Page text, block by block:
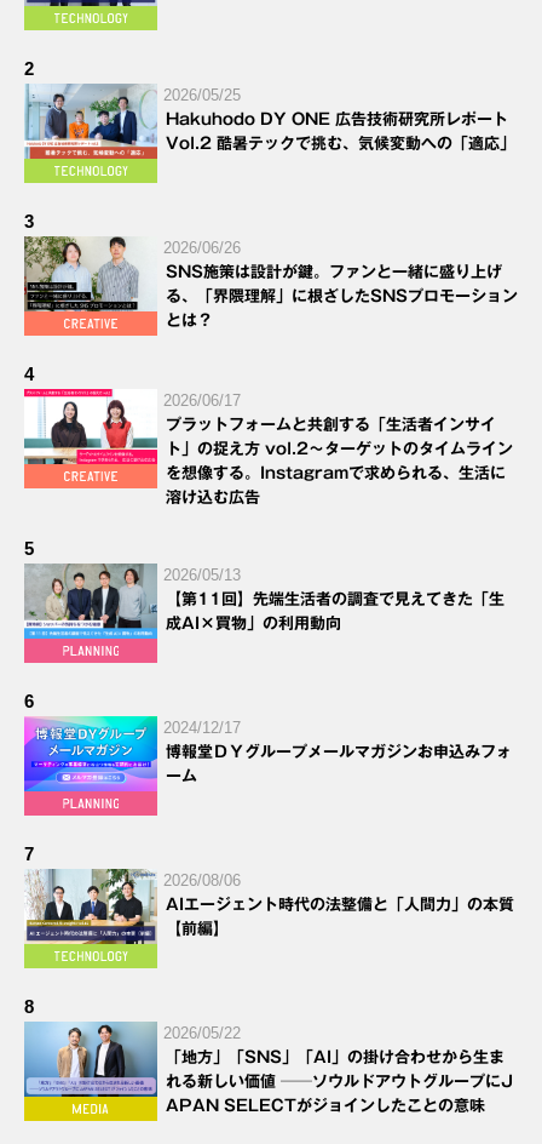
2
2026/05/25
Hakuhodo DY ONE 広告技術研究所レポート
Vol.2 酷暑テックで挑む、気候変動への「適応」
3
2026/06/26
SNS施策は設計が鍵。ファンと一緒に盛り上げ
る、「界隈理解」に根ざしたSNSプロモーション
とは？
4
2026/06/17
プラットフォームと共創する「生活者インサイ
ト」の捉え方 vol.2～ターゲットのタイムライン
を想像する。Instagramで求められる、生活に
溶け込む広告
5
2026/05/13
【第11回】先端生活者の調査で見えてきた「生
成AI×買物」の利用動向
6
2024/12/17
博報堂ＤＹグループメールマガジンお申込みフォ
ーム
7
2026/08/06
AIエージェント時代の法整備と「人間力」の本質
【前編】
8
2026/05/22
「地方」「SNS」「AI」の掛け合わせから生ま
れる新しい価値 ──ソウルドアウトグループにJ
APAN SELECTがジョインしたことの意味